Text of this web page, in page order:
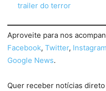
trailer do terror
Aproveite para nos
Facebook, Twitter, Instagram
Google News.
Quer receber notícias